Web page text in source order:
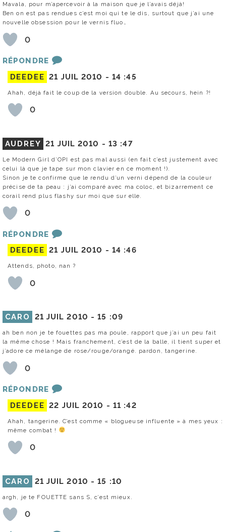
Mavala, pour m’apercevoir à la maison que je l’avais déjà!
Ben on est pas rendues c’est moi qui te le dis, surtout que j’ai une
nouvelle obsession pour le vernis fluo…
0
RÉPONDRE
DEEDEE 21 JUIL 2010 - 14 :45
Ahah, déjà fait le coup de la version double. Au secours, hein ?!
0
AUDREY 21 JUIL 2010 - 13 :47
Le Modern Girl d’OPI est pas mal aussi (en fait c’est justement avec
celui là que je tape sur mon clavier en ce moment !).
Sinon je te confirme que le rendu d’un verni dépend de la couleur
précise de ta peau : j’ai comparé avec ma coloc, et bizarrement ce
corail rend plus flashy sur moi que sur elle.
0
RÉPONDRE
DEEDEE 21 JUIL 2010 - 14 :46
Attends, photo, nan ?
0
CARO 21 JUIL 2010 -15 :09
ah ben non je te fouettes pas ma poule, rapport que j’ai un peu fait
la même chose ! Mais franchement, c’est de la balle, il tient super et
j’adore ce mélange de rose/rouge/orangé. pardon, tangerine.
0
RÉPONDRE
DEEDEE 22 JUIL 2010 - 11 :42
Ahah, tangerine. C’est comme « blogueuse influente » à mes yeux :
même combat !
0
CARO 21 JUIL 2010 -15 :10
argh, je te FOUETTE sans S, c’est mieux.
0